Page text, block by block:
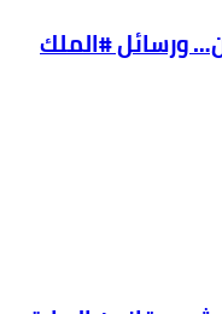
ورسائل #الملك